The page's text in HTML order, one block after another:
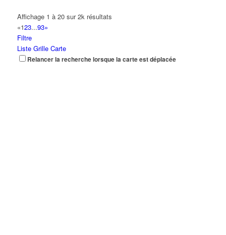
Affichage 1 à 20 sur 2k résultats
«123...93»
Filtre
Liste Grille Carte
Relancer la recherche lorsque la carte est déplacée